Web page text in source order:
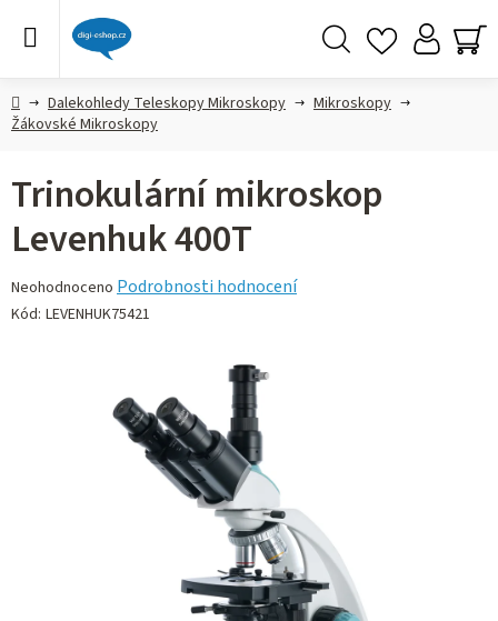
DomůDalekohledy Teleskopy Mikroskopy
Mikroskopy
Žákovské Mikroskopy
Trinokulární mikroskop
Levenhuk 400T
Průměrné
hodnocení
Neohodnoceno Podrobnosti hodnocení
Kód: LEVENHUK75421